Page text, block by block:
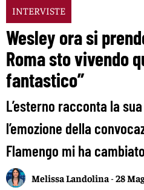
INTERVISTE
Wesley ora si
Roma sto vivendo
fantastico”
L’esterno racconta la
l’emozione della
Flamengo mi ha
Melissa Landolina -28